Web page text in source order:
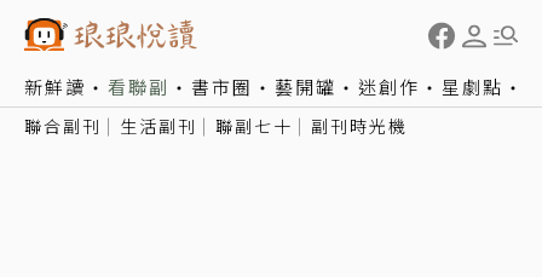
新鮮讀 看聯副 書市圈 藝開罐 迷創作 星劇點
聯合副刊 生活副刊 聯副七十 副刊時光機